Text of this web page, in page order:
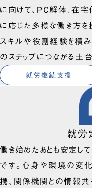
に向けて、PC解体、在宅
に応じた多様な働き方を
スキルや役割経験を積
のステップにつながる土台
就労継続支援
就労
働き始めたあとも安定し
です。心身や環境の変
携、関係機関との情報共